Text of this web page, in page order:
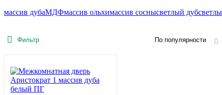
массив дубаМДФмассив ольхимассив соснысветлый дуб
Фильтр По популярности